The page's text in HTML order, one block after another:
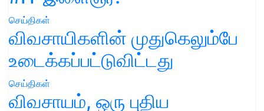
செய்திகள்
விவசாயிகளின் முதுகெலும்பே
உடைக்கப்பட்டுவிட்டது
செய்திகள்
விவசாயம், ஒரு புதிய